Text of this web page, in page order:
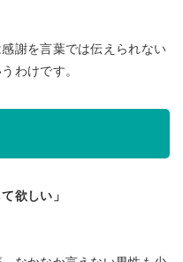
謝を言葉では伝えられない
わけです。
欲しい」